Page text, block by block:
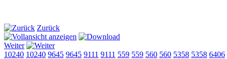
Zurück
Weiter
10240 10240 9645 9645 9111 9111 559 559 560 560 5358 5358 6406